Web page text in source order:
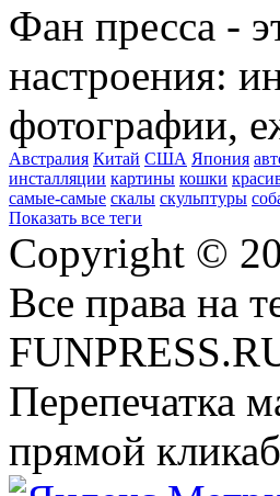
Фан пресса -
настроения:
фотографии,
Австралия Китай США Япония
инсталляции картины кошки
самые-самые скалы скульптуры
Показать все теги
Copyright ©
Все права на
Перепечатка
прямой